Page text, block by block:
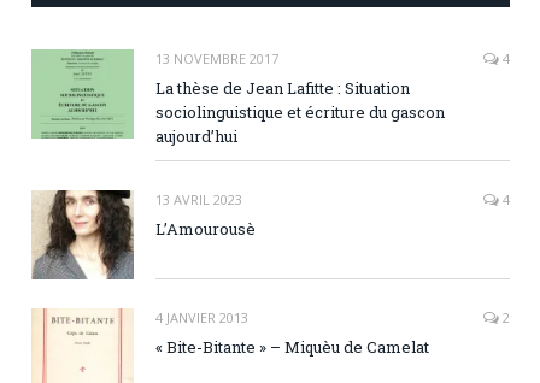
13 NOVEMBRE 2017 4
La thèse de Jean Lafitte : Situation
sociolinguistique et écriture du gascon
aujourd’hui
13 AVRIL 2023 4
L’Amourousè
4 JANVIER 2013 2
« Bite-Bitante » – Miquèu de Camelat